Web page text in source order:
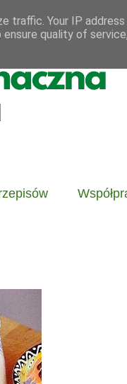
traffic. Your IP
quality of